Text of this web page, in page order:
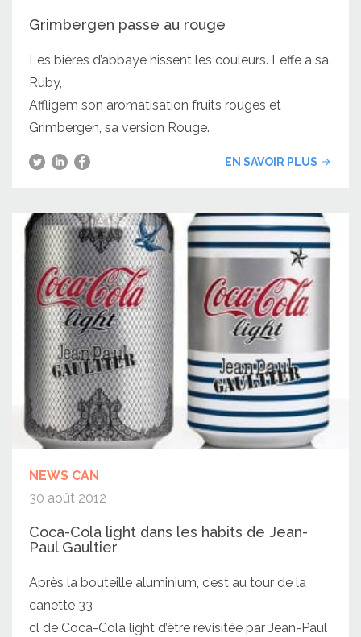
Grimbergen passe au rouge
Les bières d’abbaye hissent les couleurs. Leffe a sa
Ruby,
Affligem son aromatisation fruits rouges et
Grimbergen, sa version Rouge.
EN SAVOIR PLUS
NEWS CAN
30 août 2012
Coca-Cola light dans les habits de Jean-
Paul Gaultier
Après la bouteille aluminium, c’est au tour de la
canette 33
cl de Coca-Cola light d’être revisitée par Jean-Paul